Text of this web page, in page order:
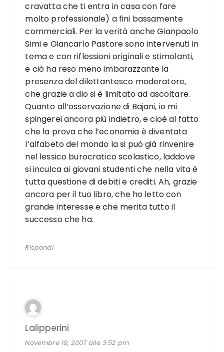
cravatta che ti entra in casa con fare
molto professionale) a fini bassamente
commerciali. Per la verità anche Gianpaolo
Simi e Giancarlo Pastore sono intervenuti in
tema e con riflessioni originali e stimolanti,
e ciò ha reso meno imbarazzante la
presenza del dilettantesco moderatore,
che grazie a dio si è limitato ad ascoltare.
Quanto all’osservazione di Bajani, io mi
spingerei ancora più indietro, e cioè al fatto
che la prova che l’economia è diventata
l’alfabeto del mondo la si può già rinvenire
nel lessico burocratico scolastico, laddove
si inculca ai giovani studenti che nella vita è
tutta questione di debiti e crediti. Ah, grazie
ancora per il tuo libro, che ho letto con
grande interesse e che merita tutto il
successo che ha.
Rispondi
Lalipperini
Novembre 19, 2007 alle 3:52 pm